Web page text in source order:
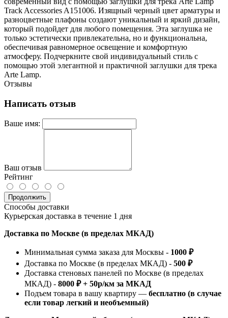
Track Accessories A151006. Изящный черный цвет арматуры и
разноцветные плафоны создают уникальный и яркий дизайн,
который подойдет для любого помещения. Эта заглушка не
только эстетически привлекательна, но и функциональна,
обеспечивая равномерное освещение и комфортную
атмосферу. Подчеркните свой индивидуальный стиль с
помощью этой элегантной и практичной заглушки для трека
Arte Lamp.
Отзывы
Написать отзыв
Ваше имя:
Ваш отзыв
Рейтинг
Продолжить
Способы доставки
Курьерская доставка в течение 1 дня
Доставка по Москве (в пределах МКАД)
Минимальная сумма заказа для Москвы - 1000 ₽
Доставка по Москве (в пределах МКАД) - 500 ₽
Доставка стеновых панелей по Москве (в пределах
МКАД) - 8000 ₽ + 50р/км за МКАД
Подъем товара в вашу квартиру — бесплатно (в случае
если товар легкий и необъемный)